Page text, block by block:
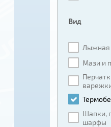
Вид
Лыжная
Мази и
Шапки,
шарфы